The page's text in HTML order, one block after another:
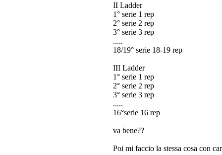
II Ladder
1° serie 1 rep
2° serie 2 rep
3° serie 3 rep
.....
18/19° serie 18-19 rep
III Ladder
1° serie 1 rep
2° serie 2 rep
3° serie 3 rep
.....
16°serie 16 rep
va bene??
Poi mi faccio la stessa cosa con